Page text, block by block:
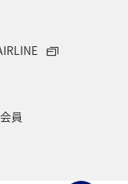
トクな運賃となりま
ます。[検索する]ボタ
ります。空席照会
員